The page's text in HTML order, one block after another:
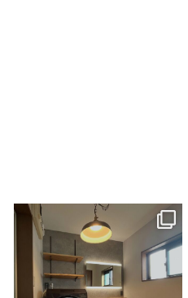
tomohouseinc
7月 13